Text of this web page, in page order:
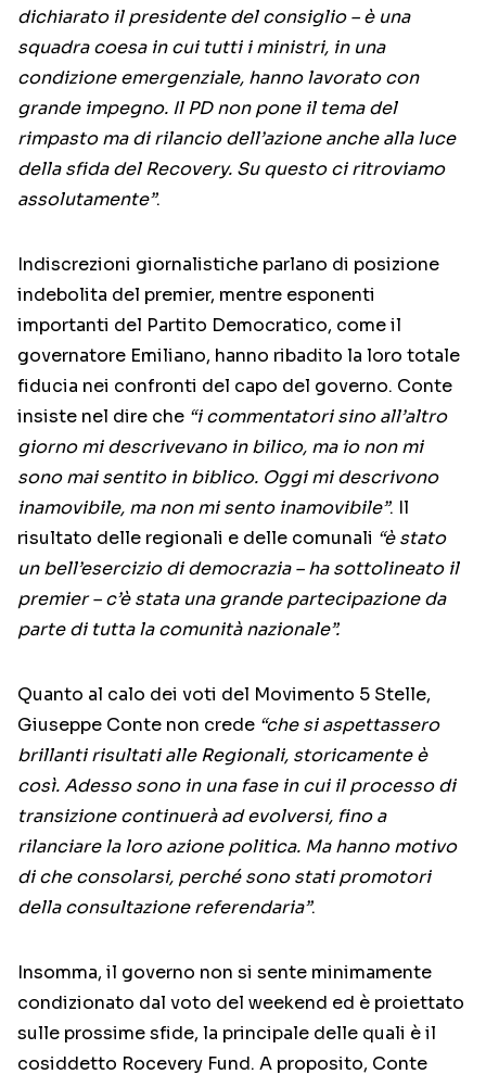
dichiarato il presidente del consiglio – è una
squadra coesa in cui tutti i ministri, in una
condizione emergenziale, hanno lavorato con
grande impegno. Il PD non pone il tema del
rimpasto ma di rilancio dell’azione anche alla luce
della sfida del Recovery. Su questo ci ritroviamo
assolutamente”.
Indiscrezioni giornalistiche parlano di posizione
indebolita del premier, mentre esponenti
importanti del Partito Democratico, come il
governatore Emiliano, hanno ribadito la loro totale
fiducia nei confronti del capo del governo. Conte
insiste nel dire che “i commentatori sino all’altro
giorno mi descrivevano in bilico, ma io non mi
sono mai sentito in biblico. Oggi mi descrivono
inamovibile, ma non mi sento inamovibile”. Il
risultato delle regionali e delle comunali “è stato
un bell’esercizio di democrazia – ha sottolineato il
premier – c’è stata una grande partecipazione da
parte di tutta la comunità nazionale”.
Quanto al calo dei voti del Movimento 5 Stelle,
Giuseppe Conte non crede “che si aspettassero
brillanti risultati alle Regionali, storicamente è
così. Adesso sono in una fase in cui il processo di
transizione continuerà ad evolversi, fino a
rilanciare la loro azione politica. Ma hanno motivo
di che consolarsi, perché sono stati promotori
della consultazione referendaria”.
Insomma, il governo non si sente minimamente
condizionato dal voto del weekend ed è proiettato
sulle prossime sfide, la principale delle quali è il
cosiddetto Rocevery Fund. A proposito, Conte